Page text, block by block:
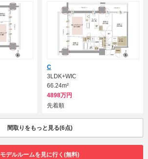
C
3LDK+WIC
66.24m²
4898万円
先着順
間取りをもっと見る(6点)
モデルルームを見に行く(無料)